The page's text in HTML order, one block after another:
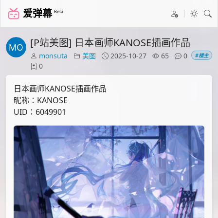
爱弹幕 Beta
[P站美图] 日本画师KANOSE插画作品
monsuta 美图 2025-10-27 65
0
0
#楼主
日本画师KANOSE插画作品
昵称：KANOSE
UID：6049901